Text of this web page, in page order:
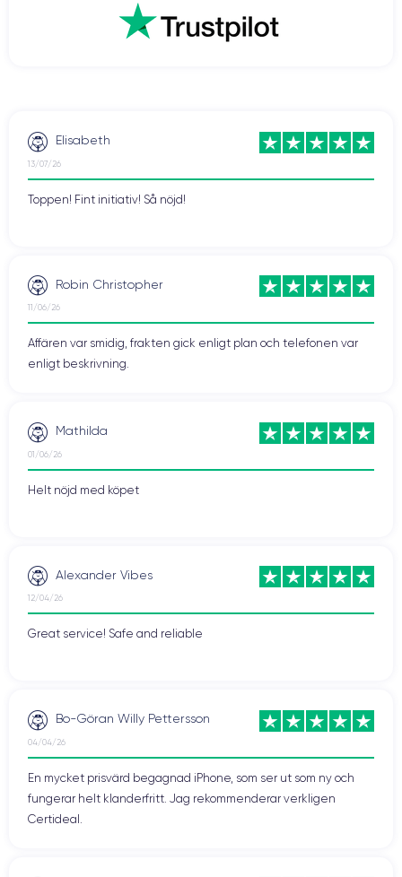
snabbare nedladdningar, smidigare videospelupplevelser, men även
streaming av bättre kvalitet. Även videosamtal som FaceTime blir
roligare när du kontaktar dina nära och kära.
kontrollerats av
garantipå 24 månader.
Elisabeth
13/07/26
Toppen! Fint initiativ! Så nöjd!
Robin Christopher
11/06/26
Affären var smidig, frakten gick enligt plan och telefonen var
enligt beskrivning.
Mathilda
01/06/26
Helt nöjd med köpet
Alexander Vibes
12/04/26
Great service! Safe and reliable
Bo-Göran Willy Pettersson
04/04/26
En mycket prisvärd begagnad iPhone, som ser ut som ny och
fungerar helt klanderfritt. Jag rekommenderar verkligen
Certideal.